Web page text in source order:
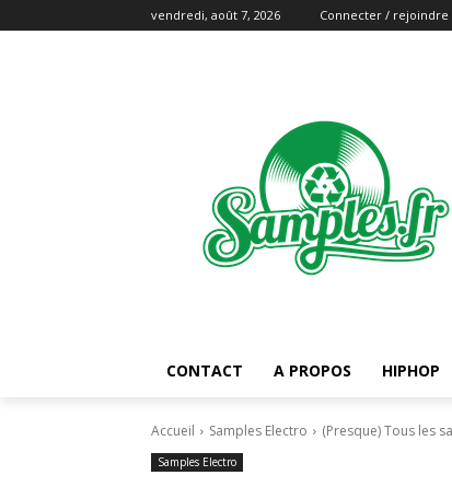
vendredi, août 7, 2026 Connecter / rejoindre
CONTACT A PROPOS HIPHOP
Accueil Samples Electro (Presque) Tous les
Samples Electro